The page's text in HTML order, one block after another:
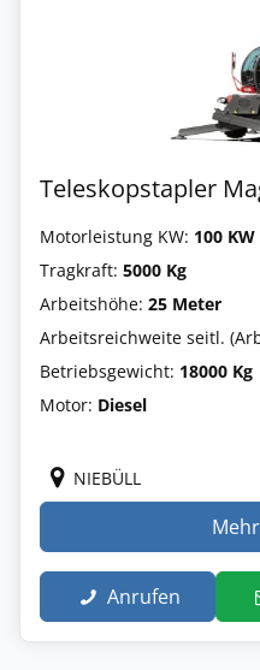
Teleskopstapler
Motorleistung KW: 100 KW
Tragkraft: 5000 Kg
Arbeitshöhe: 25 Meter
Arbeitsreichweite seitl.
Betriebsgewicht: 18000 Kg
Motor: Diesel
NIEBÜLL
Anrufen